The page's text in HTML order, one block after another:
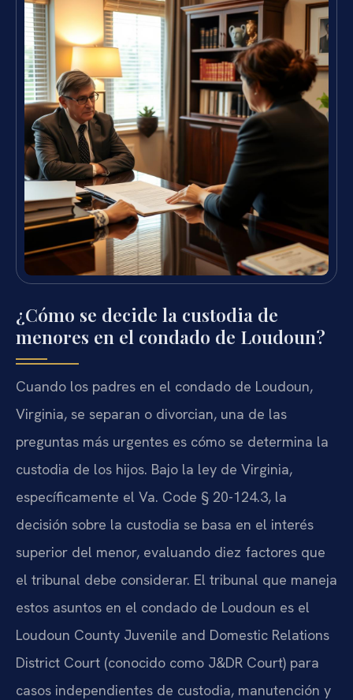
¿Cómo se decide la custodia de
menores en el condado de Loudoun?
Cuando los padres en el condado de Loudoun,
Virginia, se separan o divorcian, una de las
preguntas más urgentes es cómo se determina la
custodia de los hijos. Bajo la ley de Virginia,
específicamente el Va. Code § 20-124.3, la
decisión sobre la custodia se basa en el interés
superior del menor, evaluando diez factores que
el tribunal debe considerar. El tribunal que maneja
estos asuntos en el condado de Loudoun es el
Loudoun County Juvenile and Domestic Relations
District Court (conocido como J&DR Court) para
casos independientes de custodia, manutención y